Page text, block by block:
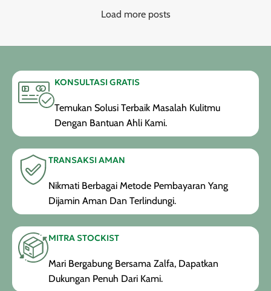
Load more posts
KONSULTASI GRATIS
Temukan Solusi Terbaik Masalah Kulitmu
Dengan Bantuan Ahli Kami.
TRANSAKSI AMAN
Nikmati Berbagai Metode Pembayaran Yang
Dijamin Aman Dan Terlindungi.
MITRA STOCKIST
Mari Bergabung Bersama Zalfa, Dapatkan
Dukungan Penuh Dari Kami.